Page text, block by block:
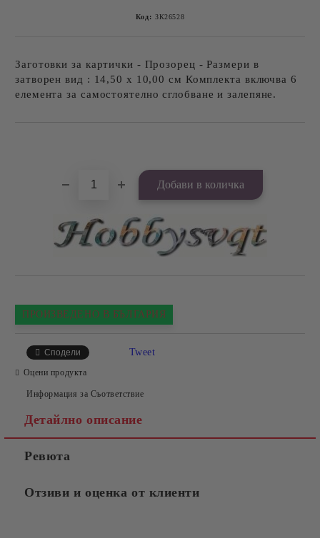
Код: ЗК26528
Заготовки за картички - Прозорец - Размери в
затворен вид : 14,50 х 10,00 см Комплекта включва 6
елемента за самостоятелно сглобване и залепяне.
ПРОИЗВЕДЕНО В БЪЛГАРИЯ
Сподели Tweet
Оцени продукта
Информация за Съответствие
Детайлно описание
Ревюта
Отзиви и оценка от клиенти